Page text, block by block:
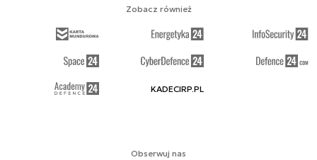
Obserwuj nas
Zobacz również
KADECIRP.PL